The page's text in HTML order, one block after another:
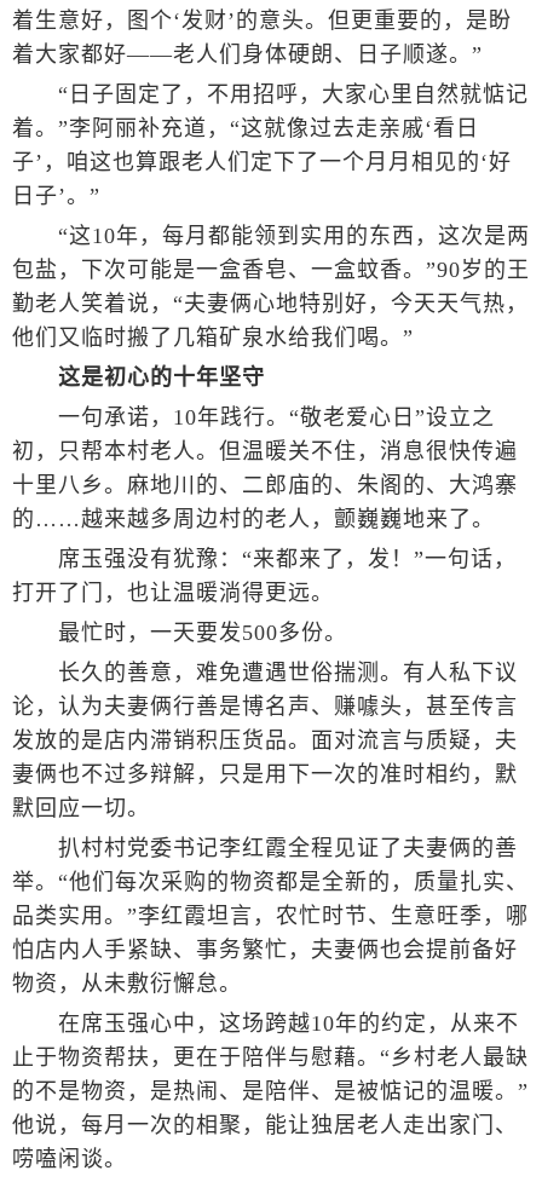
着生意好，图个‘发财’的意头。但更重要的，是盼
着大家都好——老人们身体硬朗、日子顺遂。”
“日子固定了，不用招呼，大家心里自然就惦记
着。”李阿丽补充道，“这就像过去走亲戚‘看日
子’，咱这也算跟老人们定下了一个月月相见的‘好
日子’。”
“这10年，每月都能领到实用的东西，这次是两
包盐，下次可能是一盒香皂、一盒蚊香。”90岁的王
勤老人笑着说，“夫妻俩心地特别好，今天天气热，
他们又临时搬了几箱矿泉水给我们喝。”
这是初心的十年坚守
一句承诺，10年践行。“敬老爱心日”设立之
初，只帮本村老人。但温暖关不住，消息很快传遍
十里八乡。麻地川的、二郎庙的、朱阁的、大鸿寨
的……越来越多周边村的老人，颤巍巍地来了。
席玉强没有犹豫：“来都来了，发！”一句话，
打开了门，也让温暖淌得更远。
最忙时，一天要发500多份。
长久的善意，难免遭遇世俗揣测。有人私下议
论，认为夫妻俩行善是博名声、赚噱头，甚至传言
发放的是店内滞销积压货品。面对流言与质疑，夫
妻俩也不过多辩解，只是用下一次的准时相约，默
默回应一切。
扒村村党委书记李红霞全程见证了夫妻俩的善
举。“他们每次采购的物资都是全新的，质量扎实、
品类实用。”李红霞坦言，农忙时节、生意旺季，哪
怕店内人手紧缺、事务繁忙，夫妻俩也会提前备好
物资，从未敷衍懈怠。
在席玉强心中，这场跨越10年的约定，从来不
止于物资帮扶，更在于陪伴与慰藉。“乡村老人最缺
的不是物资，是热闹、是陪伴、是被惦记的温暖。”
他说，每月一次的相聚，能让独居老人走出家门、
唠嗑闲谈。